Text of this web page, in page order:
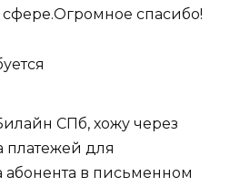
спасибо!
СПб, хожу через
платежей для
в письменном